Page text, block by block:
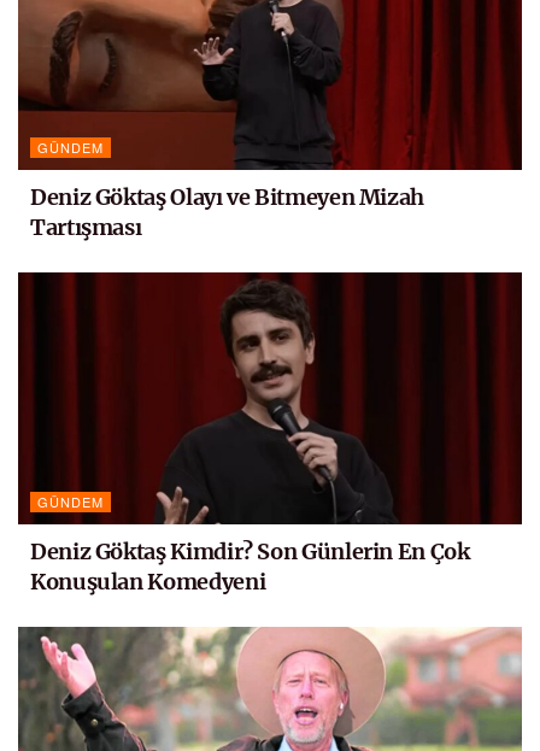
GÜNDEM
Deniz Göktaş Olayı ve Bitmeyen Mizah
Tartışması
GÜNDEM
Deniz Göktaş Kimdir? Son Günlerin En Çok
Konuşulan Komedyeni